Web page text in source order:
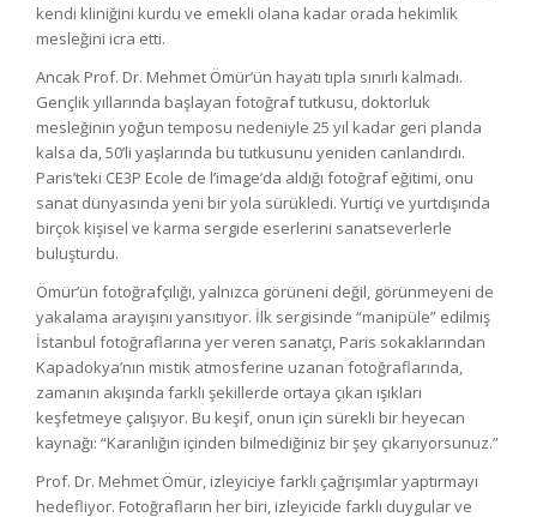
kendi kliniğini kurdu ve emekli olana kadar orada hekimlik
mesleğini icra etti.
Ancak Prof. Dr. Mehmet Ömür’ün hayatı tıpla sınırlı kalmadı.
Gençlik yıllarında başlayan fotoğraf tutkusu, doktorluk
mesleğinin yoğun temposu nedeniyle 25 yıl kadar geri planda
kalsa da, 50’li yaşlarında bu tutkusunu yeniden canlandırdı.
Paris’teki CE3P Ecole de l’image’da aldığı fotoğraf eğitimi, onu
sanat dünyasında yeni bir yola sürükledi. Yurtiçi ve yurtdışında
birçok kişisel ve karma sergide eserlerini sanatseverlerle
buluşturdu.
Ömür’ün fotoğrafçılığı, yalnızca görüneni değil, görünmeyeni de
yakalama arayışını yansıtıyor. İlk sergisinde “manipüle” edilmiş
İstanbul fotoğraflarına yer veren sanatçı, Paris sokaklarından
Kapadokya’nın mistik atmosferine uzanan fotoğraflarında,
zamanın akışında farklı şekillerde ortaya çıkan ışıkları
keşfetmeye çalışıyor. Bu keşif, onun için sürekli bir heyecan
kaynağı: “Karanlığın içinden bilmediğiniz bir şey çıkarıyorsunuz.”
Prof. Dr. Mehmet Ömür, izleyiciye farklı çağrışımlar yaptırmayı
hedefliyor. Fotoğrafların her biri, izleyicide farklı duygular ve